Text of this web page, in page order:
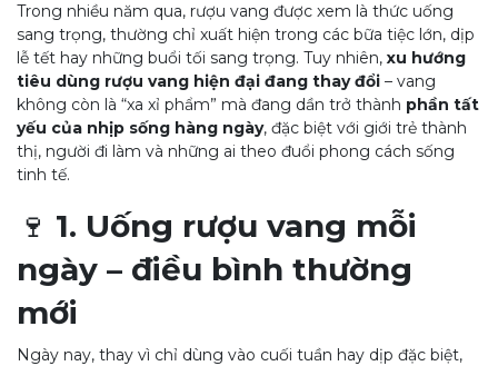
Trong nhiều năm qua, rượu vang được xem là thức uống
sang trọng, thường chỉ xuất hiện trong các bữa tiệc lớn, dịp
lễ tết hay những buổi tối sang trọng. Tuy nhiên, xu hướng
tiêu dùng rượu vang hiện đại đang thay đổi – vang
không còn là “xa xỉ phẩm” mà đang dần trở thành phần tất
yếu của nhịp sống hàng ngày, đặc biệt với giới trẻ thành
thị, người đi làm và những ai theo đuổi phong cách sống
tinh tế.
🍷 1. Uống rượu vang mỗi
ngày – điều bình thường
mới
Ngày nay, thay vì chỉ dùng vào cuối tuần hay dịp đặc biệt,